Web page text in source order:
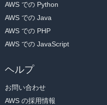
AWS での Python
AWS での Java
AWS での PHP
AWS での JavaScript
ヘルプ
お問い合わせ
AWS の採用情報